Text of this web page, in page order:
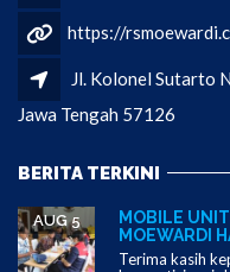
https://
Jl. Kolonel Sutarto
Jawa Tengah 57126
BERITA TERKINI
MOBILE
MOEWARDI
AUG 5
Terima kasih